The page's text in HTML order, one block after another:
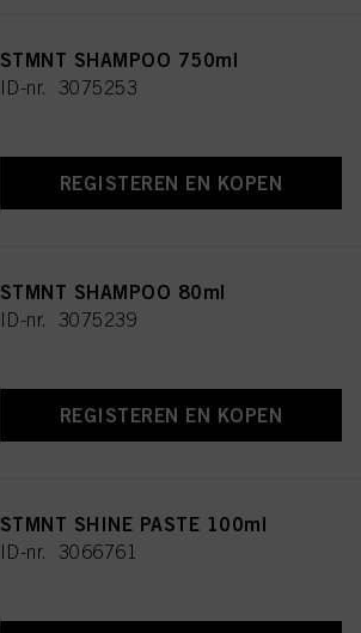
STMNT SHAMPOO 750ml
ID-nr. 3075253
REGISTEREN EN KOPEN
STMNT SHAMPOO 80ml
ID-nr. 3075239
REGISTEREN EN KOPEN
STMNT SHINE PASTE 100ml
ID-nr. 3066761